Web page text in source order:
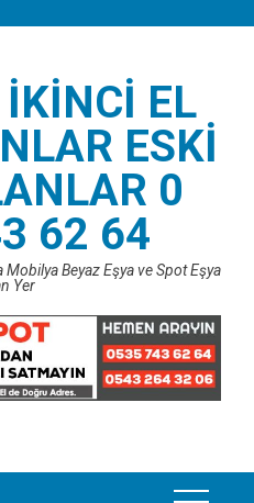
EL
ESKI
0
62 64
Beyaz Eşya ve Spot Eşya
Yer